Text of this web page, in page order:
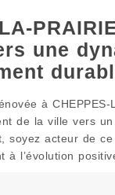
une
à CHEPPES-
de la ville vers
soyez acteur de
à l’évolution